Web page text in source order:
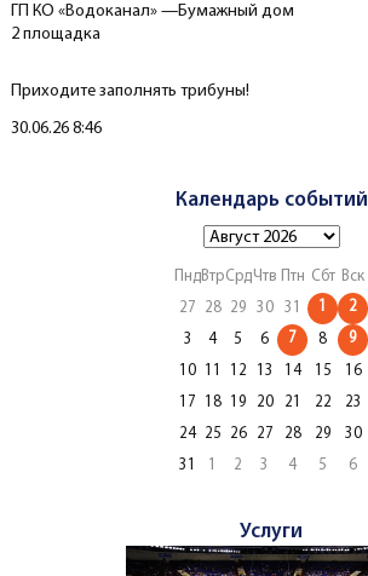
ГП КО «Водоканал» —Бумажный дом
2 площадка
Приходите заполнять трибуны!
Создано
30.06.26 8:46
Календарь событий
ПндВтрСрдЧтв Птн Сбт Вск
27
28 29 30 31 1 2
3 4 5 6 7 8 9
10 12 13 14 15
16
17
18 19 20 21 22
23
24
25 26 27 28 29
30
31
2 3 4 5 6
Услуги